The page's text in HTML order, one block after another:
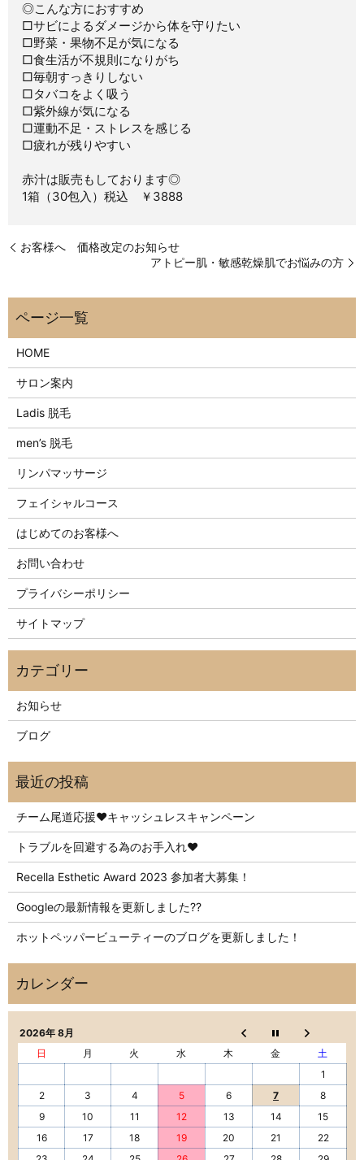
◎こんな方におすすめ
□サビによるダメージから体を守りたい
□野菜・果物不足が気になる
□食生活が不規則になりがち
□毎朝すっきりしない
□タバコをよく吸う
□紫外線が気になる
□運動不足・ストレスを感じる
□疲れが残りやすい
赤汁は販売もしております◎
1箱（30包入）税込 ￥3888
お客様へ 価格改定のお知らせ
アトピー肌・敏感乾燥肌でお悩みの方
HOME
サロン案内
Ladis 脱毛
men’s 脱毛
リンパマッサージ
フェイシャルコース
はじめてのお客様へ
お問い合わせ
プライバシーポリシー
サイトマップ
お知らせ
ブログ
チーム尾道応援❤️キャッシュレスキャンペーン
トラブルを回避する為のお手入れ❤️
Recella Esthetic Award 2023 参加者大募集！
Googleの最新情報を更新しました??
ホットペッパービューティーのブログを更新しました！
2026年 8月
日
月 火 水 木 金
土
1
2
3 4 5 6 7
8
9
10 11 12 13 14
15
16
17 18 19 20 21
22